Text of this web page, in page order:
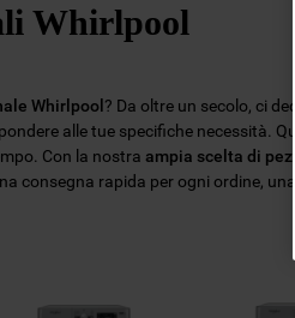
Whirlpool
Whirlpool ? Da oltre un secolo, ci
alle tue specifiche necessità.
Con la nostra ampia scelta di
consegna rapida per ogni ordine,